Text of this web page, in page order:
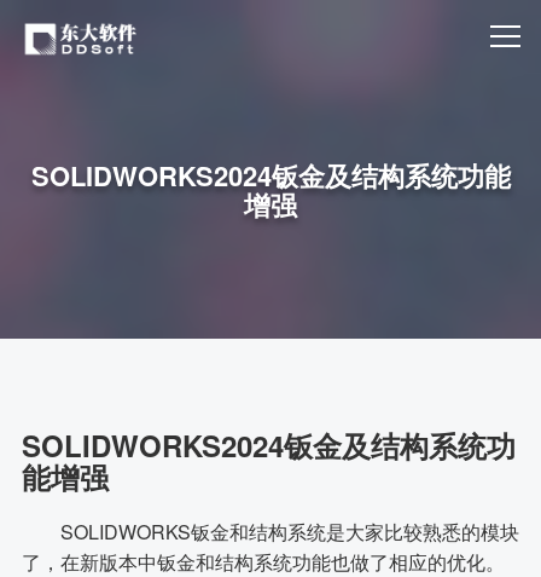
SOLIDWORKS2024钣金及结构系统功能
增强
SOLIDWORKS2024钣金及结构系统功
能增强
SOLIDWORKS钣金和结构系统是大家比较熟悉的模块
了，在新版本中钣金和结构系统功能也做了相应的优化。